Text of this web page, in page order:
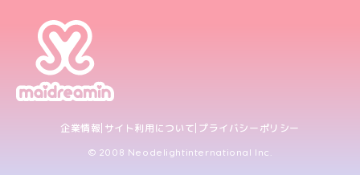
企業情報 サイト利用について プライバシーポリシー
© 2008 Neodelightinternational Inc.